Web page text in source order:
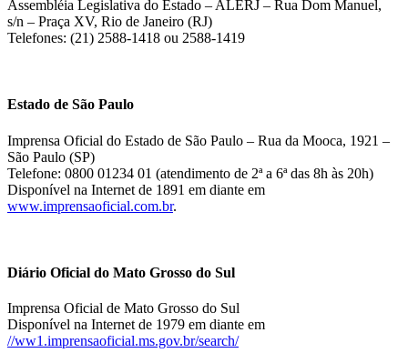
Assembléia Legislativa do Estado – ALERJ – Rua Dom Manuel,
s/n – Praça XV, Rio de Janeiro (RJ)
Telefones: (21) 2588-1418 ou 2588-1419
Estado de São Paulo
Imprensa Oficial do Estado de São Paulo – Rua da Mooca, 1921 –
São Paulo (SP)
Telefone: 0800 01234 01 (atendimento de 2ª a 6ª das 8h às 20h)
Disponível na Internet de 1891 em diante em
www.imprensaoficial.com.br.
Diário Oficial do Mato Grosso do Sul
Imprensa Oficial de Mato Grosso do Sul
Disponível na Internet de 1979 em diante em
//ww1.imprensaoficial.ms.gov.br/search/